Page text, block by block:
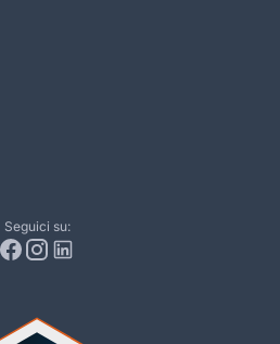
Seguici su: